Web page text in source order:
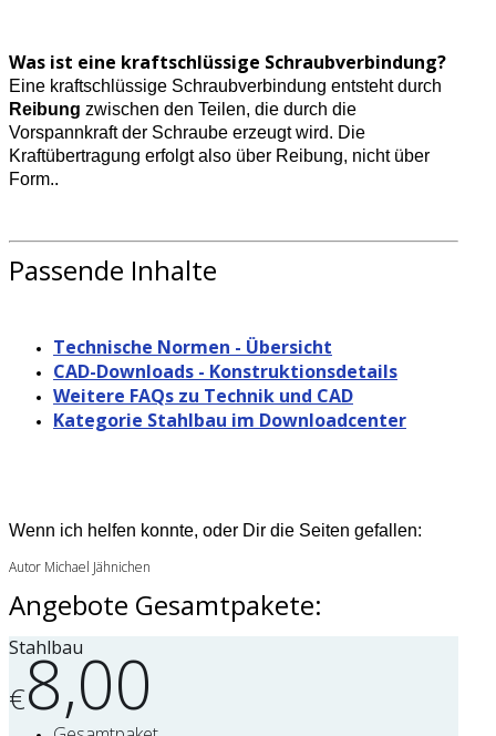
Was ist eine kraftschlüssige Schraubverbindung?
Eine kraftschlüssige Schraubverbindung entsteht durch
Reibung zwischen den Teilen, die durch die
Vorspannkraft der Schraube erzeugt wird. Die
Kraftübertragung erfolgt also über Reibung, nicht über
Form..
Passende Inhalte
Technische Normen - Übersicht
CAD-Downloads - Konstruktionsdetails
Weitere FAQs zu Technik und CAD
Kategorie Stahlbau im Downloadcenter
Wenn ich helfen konnte, oder Dir die Seiten gefallen:
Autor Michael Jähnichen
Angebote Gesamtpakete:
Stahlbau
€8,00